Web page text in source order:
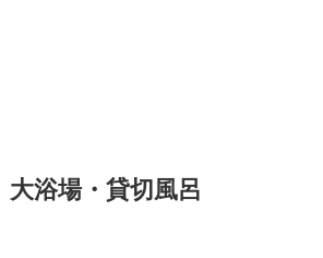
大浴場・貸切風呂